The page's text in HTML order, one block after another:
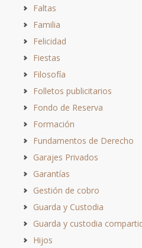
Faltas
Familia
Felicidad
Fiestas
Filosofía
Folletos publicitarios
Fondo de Reserva
Formación
Fundamentos de Derecho
Garajes Privados
Garantías
Gestión de cobro
Guarda y Custodia
Guarda y custodia
Hijos